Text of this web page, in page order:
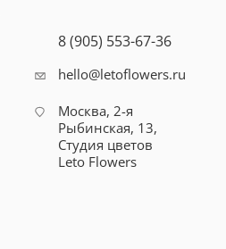
8 (905) 553-67-36
hello@letoflowers.ru
Москва, 2-я
Рыбинская, 13,
Студия цветов
Leto Flowers